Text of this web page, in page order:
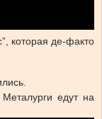
которая де-факто
едут на